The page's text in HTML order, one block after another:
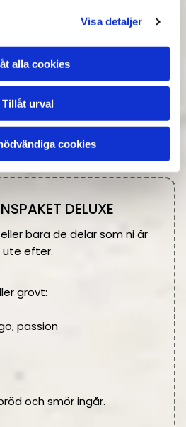
Visa detaljer
alla cookies
Tillåt urval
cookies
269kr/kuvert (12%
tillkommer)
tillfälle eller 60 kr för en hel
dag.
DELUXE
bara de delar som ni är
ute efter.
grovt:
passion
och smör ingår.